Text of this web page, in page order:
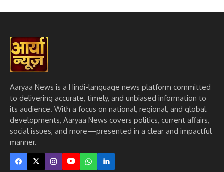
Aaryaa News is a Hindi-language news platform committed
to delivering accurate, timely, and unbiased information to
its audience. With a focus on national, regional, and global
developments, Aaryaa News covers politics, current affairs,
social issues, and more—presented in a clear and impactful
manner.